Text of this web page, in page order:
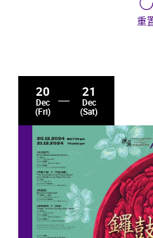
重
20
Dec
(Fri)
21
Dec
(Sat)